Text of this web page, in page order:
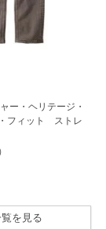
ー・ヘリテージ・
フィット ストレ
を見る